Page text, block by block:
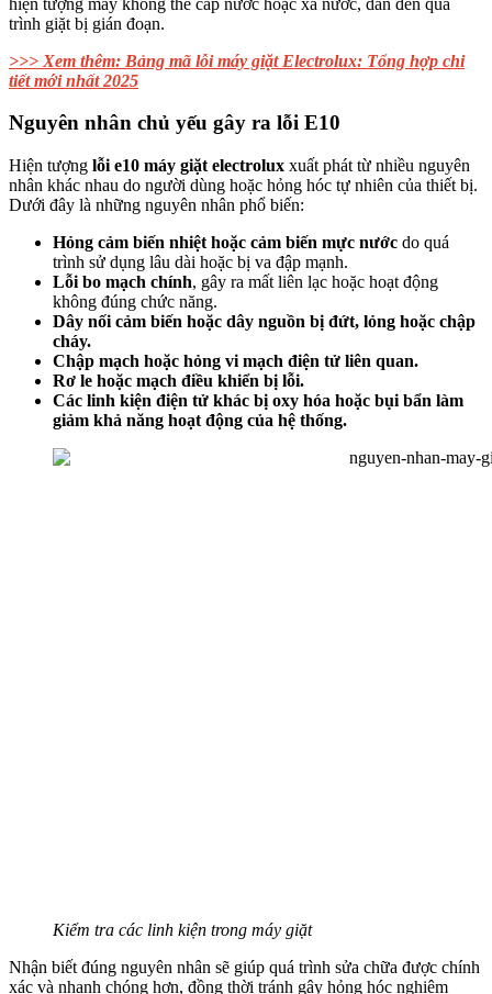
trình giặt bị gián đoạn.
>>> Xem thêm: Bảng mã lỗi máy giặt Electrolux: Tổng hợp chi
tiết mới nhất 2025
Nguyên nhân chủ yếu gây ra lỗi E10
Hiện tượng lỗi e10 máy giặt electrolux xuất phát từ nhiều nguyên
nhân khác nhau do người dùng hoặc hỏng hóc tự nhiên của thiết bị.
Dưới đây là những nguyên nhân phổ biến:
Hỏng cảm biến nhiệt hoặc cảm biến mực nước do quá
trình sử dụng lâu dài hoặc bị va đập mạnh.
Lỗi bo mạch chính, gây ra mất liên lạc hoặc hoạt động
không đúng chức năng.
Dây nối cảm biến hoặc dây nguồn bị đứt, lỏng hoặc chập
cháy.
Chập mạch hoặc hỏng vi mạch điện tử liên quan.
Rơ le hoặc mạch điều khiển bị lỗi.
Các linh kiện điện tử khác bị oxy hóa hoặc bụi bẩn làm
giảm khả năng hoạt động của hệ thống.
Kiểm tra các linh kiện trong máy giặt
Nhận biết đúng nguyên nhân sẽ giúp quá trình sửa chữa được chính
xác và nhanh chóng hơn, đồng thời tránh gây hỏng hóc nghiêm